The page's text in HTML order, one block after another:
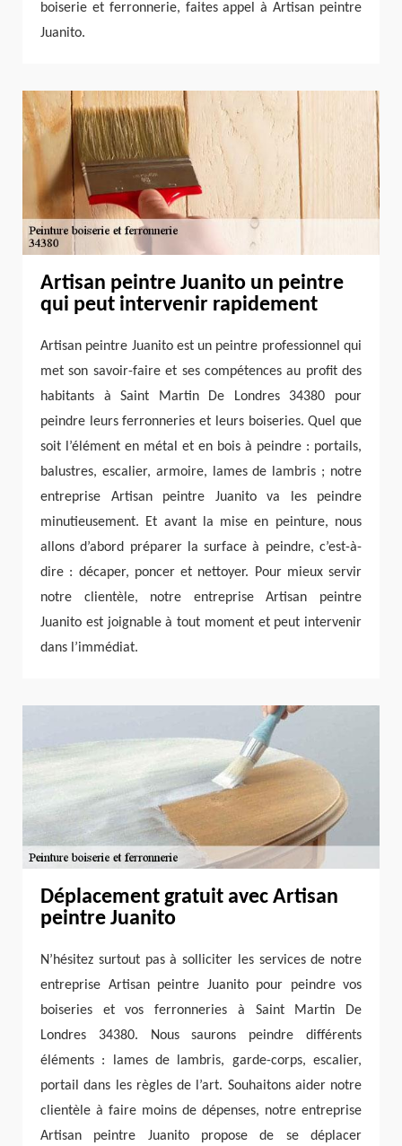
boiserie et ferronnerie, faites appel à Artisan peintre
Juanito.
Artisan peintre Juanito un peintre
qui peut intervenir rapidement
Artisan peintre Juanito est un peintre professionnel qui
met son savoir-faire et ses compétences au profit des
habitants à Saint Martin De Londres 34380 pour
peindre leurs ferronneries et leurs boiseries. Quel que
soit l’élément en métal et en bois à peindre : portails,
balustres, escalier, armoire, lames de lambris ; notre
entreprise Artisan peintre Juanito va les peindre
minutieusement. Et avant la mise en peinture, nous
allons d’abord préparer la surface à peindre, c’est-à-
dire : décaper, poncer et nettoyer. Pour mieux servir
notre clientèle, notre entreprise Artisan peintre
Juanito est joignable à tout moment et peut intervenir
dans l’immédiat.
Déplacement gratuit avec Artisan
peintre Juanito
N’hésitez surtout pas à solliciter les services de notre
entreprise Artisan peintre Juanito pour peindre vos
boiseries et vos ferronneries à Saint Martin De
Londres 34380. Nous saurons peindre différents
éléments : lames de lambris, garde-corps, escalier,
portail dans les règles de l’art. Souhaitons aider notre
clientèle à faire moins de dépenses, notre entreprise
Artisan peintre Juanito propose de se déplacer